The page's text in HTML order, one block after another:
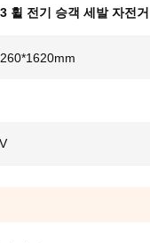
3 휠 전기 승객 세발 자전